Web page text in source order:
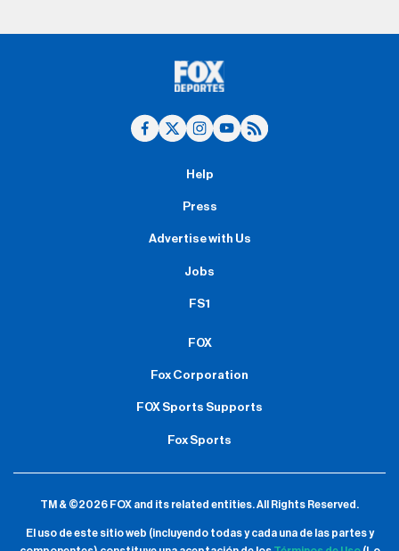
Help
Press
Advertise with Us
Jobs
FS1
FOX
Fox Corporation
FOX Sports Supports
Fox Sports
TM & ©2026 FOX and its related entities.All Rights Reserved.
El uso de este sitio web (incluyendo todas y cada una de las partes y